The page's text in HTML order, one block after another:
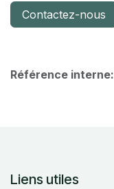
Contactez-nous
Référence interne:
Liens utiles